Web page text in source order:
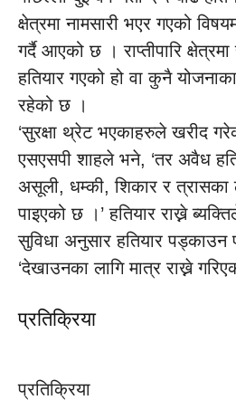
क्षेत्रमा नामसारी भएर गएको
गर्दै आएको छ । राप्तीपारि
हतियार गएको हो वा कुनै
रहेको छ ।
‘सुरक्षा थ्रेट भएकाहरुले खरीद
एसएसपी शाहले भने, ‘तर अवैध
असूली, धम्की, शिकार र त्रासका
पाइएको छ ।’ हतियार राख्ने
सुविधा अनुसार हतियार
‘देखाउनका लागि मात्र राख्ने
प्रतिक्रिया
प्रतिक्रिया